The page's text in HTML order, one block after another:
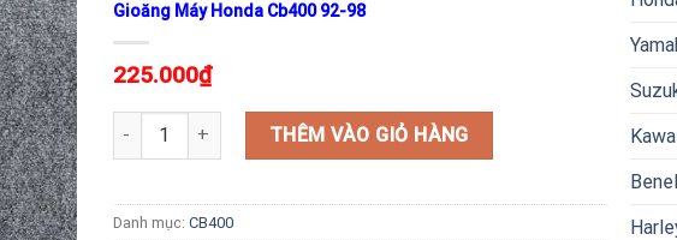
Gioăng Máy Honda Cb400 92-98
225.000₫
Gioăng Máy Honda Cb400 92-98 số lượng
THÊM VÀO GIỎ HÀNG
Danh mục: CB400